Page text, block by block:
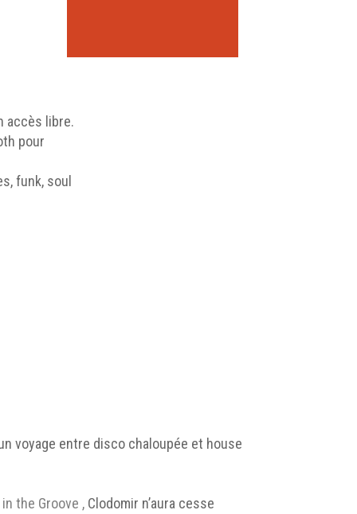
accès libre.
pour
funk, soul
voyage entre disco chaloupée et house
the Groove , Clodomir n’aura cesse